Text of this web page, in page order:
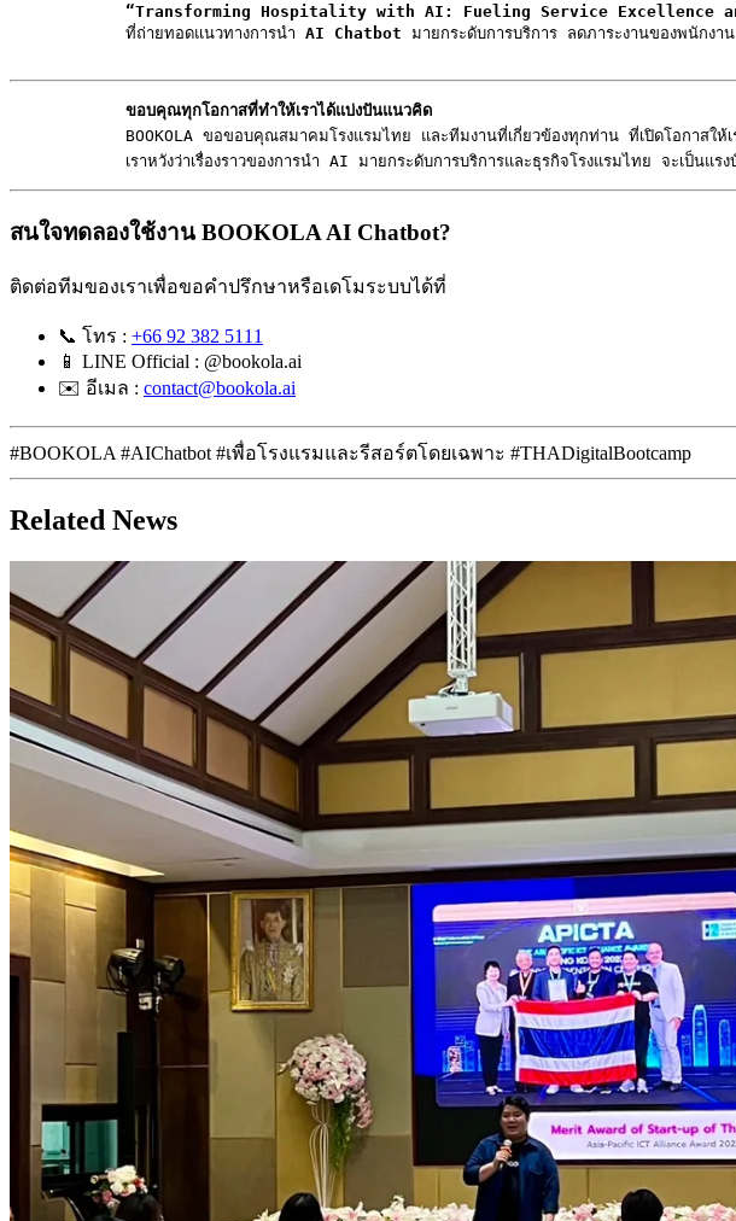
“Transforming Hospitality with AI: Fueling Service Excellence
            ที่ถ่ายทอดแนวทางการนำ
AI Chatbot มายกระดับการบริการ ลดภาระงานของพนัก
ขอบคุณทุกโอกาสที่ทำให้เราได้แบ่งปันแนวคิด
BOOKOLA ขอขอบคุณสมาคมโรงแรมไทย และทีมงานที่เกี่ยวข้องทุกท่าน ที่เปิดโอกาสให้
เราหวังว่าเรื่องราวของการนำ AI มายกระดับการบริการและธุรกิจโรงแรมไทย จะเป็น
สนใจทดลองใช้งาน BOOKOLA AI Chatbot?
ติดต่อทีมของเราเพื่อขอคำปรึกษาหรือเดโมระบบได้ที่
📞 โทร : +66 92 382 5111
📱 LINE Official : @bookola.ai
✉️ อีเมล : contact@bookola.ai
#BOOKOLA #AIChatbot #เพื่อโรงแรมและรีสอร์ตโดยเฉพาะ #THADigitalBootcamp
Related News